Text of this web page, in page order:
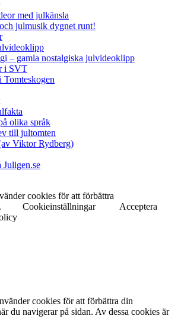
med julkänsla
julmusik dygnet runt!
– gamla nostalgiska julvideoklipp
i SVT
olika språk
till jultomten
Viktor Rydberg)
Juligen.se
cookies för att förbättra
Cookieinställningar
Acceptera
cookies för att förbättra din
du navigerar på sidan. Av dessa cookies är